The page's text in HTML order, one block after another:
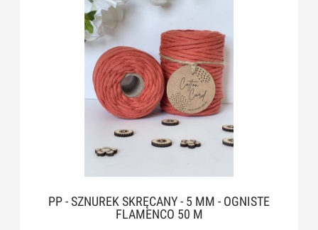
PP - SZNUREK SKRĘCANY - 5 MM - OGNISTE
FLAMENCO 50 M